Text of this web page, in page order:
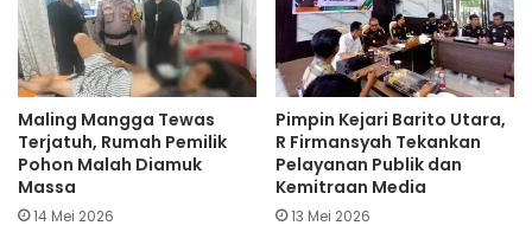
Maling Mangga Tewas
Terjatuh, Rumah Pemilik
Pohon Malah Diamuk
Massa
14 Mei 2026
Pimpin Kejari Barito Utara,
R Firmansyah Tekankan
Pelayanan Publik dan
Kemitraan Media
13 Mei 2026